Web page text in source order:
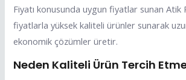
Fiyatı konusunda uygun fiyatlar sunan Atik
fiyatlarla yüksek kaliteli ürünler sunarak
ekonomik çözümler üretir.
Neden Kaliteli Ürün Tercih